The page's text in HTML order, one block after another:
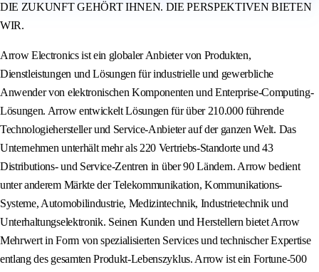
DIE ZUKUNFT GEHÖRT IHNEN. DIE PERSPEKTIVEN BIETEN
WIR.
Arrow Electronics ist ein globaler Anbieter von Produkten,
Dienstleistungen und Lösungen für industrielle und gewerbliche
Anwender von elektronischen Komponenten und Enterprise-Computing-
Lösungen. Arrow entwickelt Lösungen für über 210.000 führende
Technologiehersteller und Service-Anbieter auf der ganzen Welt. Das
Unternehmen unterhält mehr als 220 Vertriebs-Standorte und 43
Distributions- und Service-Zentren in über 90 Ländern. Arrow bedient
unter anderem Märkte der Telekommunikation, Kommunikations-
Systeme, Automobilindustrie, Medizintechnik, Industrietechnik und
Unterhaltungselektronik. Seinen Kunden und Herstellern bietet Arrow
Mehrwert in Form von spezialisierten Services und technischer Expertise
entlang des gesamten Produkt-Lebenszyklus. Arrow ist ein Fortune-500